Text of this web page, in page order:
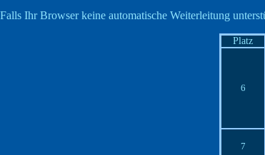
Falls Ihr Browser keine automatische Weiterleitung
Platz
6
7